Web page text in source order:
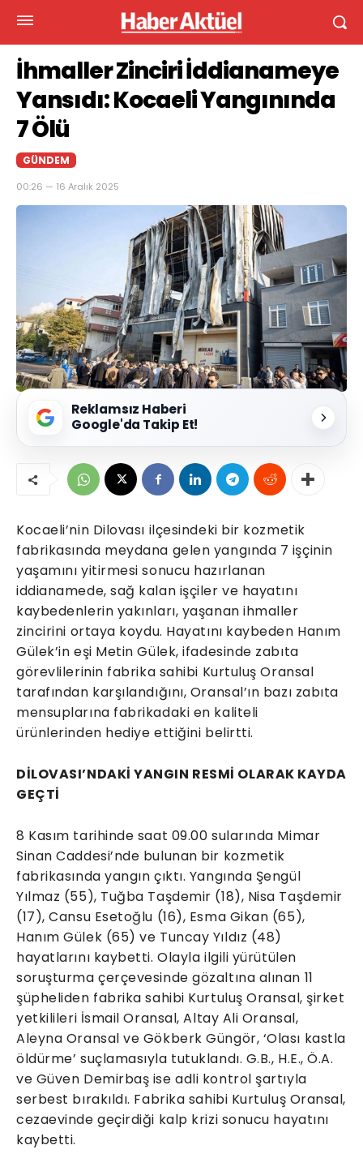
İhmaller Zinciri İddianameye
Yansıdı: Kocaeli Yangınında
7 Ölü
GÜNDEM
00:26 — 16 Aralık 2025
Reklamsız Haberi
Google'da Takip Et!
Kocaeli’nin Dilovası ilçesindeki bir kozmetik
fabrikasında meydana gelen yangında 7 işçinin
yaşamını yitirmesi sonucu hazırlanan
iddianamede, sağ kalan işçiler ve hayatını
kaybedenlerin yakınları, yaşanan ihmaller
zincirini ortaya koydu. Hayatını kaybeden Hanım
Gülek’in eşi Metin Gülek, ifadesinde zabıta
görevlilerinin fabrika sahibi Kurtuluş Oransal
tarafından karşılandığını, Oransal’ın bazı zabıta
mensuplarına fabrikadaki en kaliteli
ürünlerinden hediye ettiğini belirtti.
DİLOVASI’NDAKİ YANGIN RESMİ OLARAK KAYDA
GEÇTİ
8 Kasım tarihinde saat 09.00 sularında Mimar
Sinan Caddesi’nde bulunan bir kozmetik
fabrikasında yangın çıktı. Yangında Şengül
Yılmaz (55), Tuğba Taşdemir (18), Nisa Taşdemir
(17), Cansu Esetoğlu (16), Esma Gikan (65),
Hanım Gülek (65) ve Tuncay Yıldız (48)
hayatlarını kaybetti. Olayla ilgili yürütülen
soruşturma çerçevesinde gözaltına alınan 11
şüpheliden fabrika sahibi Kurtuluş Oransal, şirket
yetkilileri İsmail Oransal, Altay Ali Oransal,
Aleyna Oransal ve Gökberk Güngör, ‘Olası kastla
öldürme’ suçlamasıyla tutuklandı. G.B., H.E., Ö.A.
ve Güven Demirbaş ise adli kontrol şartıyla
serbest bırakıldı. Fabrika sahibi Kurtuluş Oransal,
cezaevinde geçirdiği kalp krizi sonucu hayatını
kaybetti.